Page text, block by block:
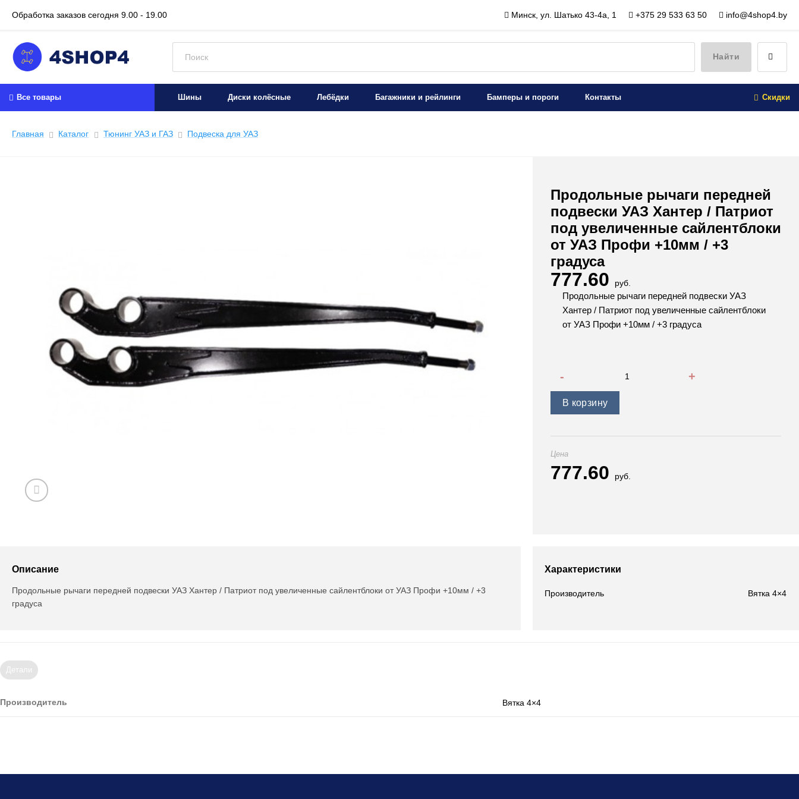
Обработка заказов сегодня 9.00 - 19.00 Минск, ул. Шатько 43-4а, 1 +375 29 533 63 50 info@4shop4.by
Найти
Все товары Шины Диски колёсные Лебёдки Багажники и рейлинги Бамперы и пороги Контакты Скидки
Главная Каталог Тюнинг УАЗ и ГАЗ Подвеска для УАЗ
Продольные рычаги передней
подвески УАЗ Хантер / Патриот
под увеличенные сайлентблоки
от УАЗ Профи +10мм / +3
градуса
777.60 руб.
Продольные рычаги передней подвески УАЗ
Хантер / Патриот под увеличенные сайлентблоки
от УАЗ Профи +10мм / +3 градуса
В корзину
Цена
777.60 руб.
Описание
Продольные рычаги передней подвески УАЗ Хантер / Патриот под увеличенные сайлентблоки от УАЗ Профи +10мм / +3
градуса
Характеристики
Производитель Вятка 4×4
Детали
Производитель Вятка 4×4